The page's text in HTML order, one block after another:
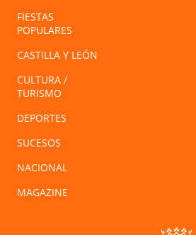
FIESTAS
POPULARES
CASTILLA Y LEÓN
CULTURA /
TURISMO
DEPORTES
SUCESOS
NACIONAL
MAGAZINE